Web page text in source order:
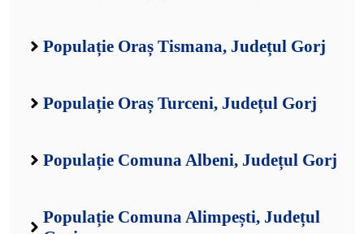
Populație Oraș Tismana, Județul Gorj
Populație Oraș Turceni, Județul Gorj
Populație Comuna Albeni, Județul Gorj
Populație Comuna Alimpești, Județul